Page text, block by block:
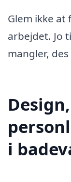
Glem ikke at
arbejdet. Jo
mangler,
i